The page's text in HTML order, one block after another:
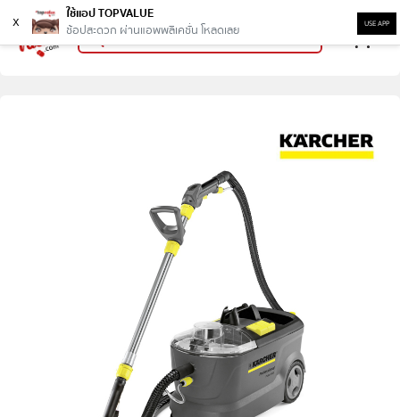
x
ใช้แอป TOPVALUE
ช้อปสะดวก ผ่านแอพพลิเคชั่น โหลดเลย
USE APP